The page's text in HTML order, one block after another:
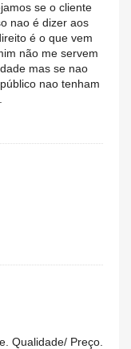
se o cliente
nao é dizer aos
é o que vem
não me servem
mas se nao
nao tenham
Qualidade/ Preço.